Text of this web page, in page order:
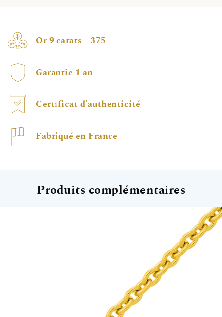
Or 9 carats - 375
Garantie 1 an
Certificat d'authenticité
Fabriqué en France
Produits complémentaires